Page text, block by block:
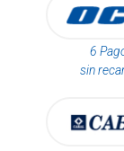
6
sin